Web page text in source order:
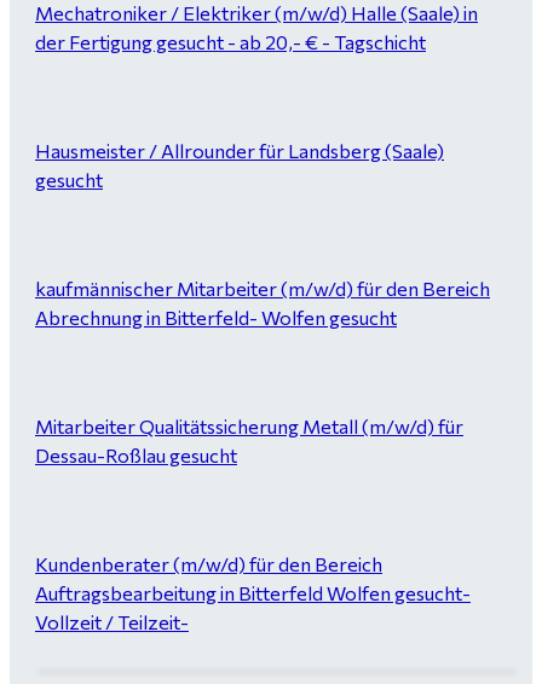
Mechatroniker / Elektriker (m/w/d) Halle (Saale) in
der Fertigung gesucht - ab 20,- € - Tagschicht
Hausmeister / Allrounder für Landsberg (Saale)
gesucht
kaufmännischer Mitarbeiter (m/w/d) für den Bereich
Abrechnung in Bitterfeld- Wolfen gesucht
Mitarbeiter Qualitätssicherung Metall (m/w/d) für
Dessau-Roßlau gesucht
Kundenberater (m/w/d) für den Bereich
Auftragsbearbeitung in Bitterfeld Wolfen gesucht-
Vollzeit / Teilzeit-